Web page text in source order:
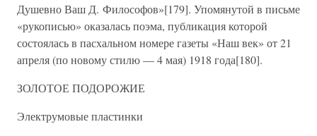
Душевно Ваш Д. Философов»[179]. Упомянутой в письме
«рукописью» оказалась поэма, публикация которой
состоялась в пасхальном номере газеты «Наш век» от 21
апреля (по новому стилю — 4 мая) 1918 года[180].
ЗОЛОТОЕ ПОДОРОЖИЕ
Электрумовые пластинки